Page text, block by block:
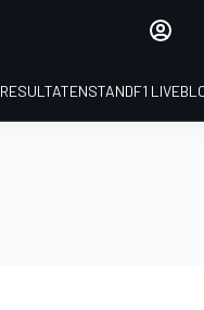
RESULTATENSTANDF1